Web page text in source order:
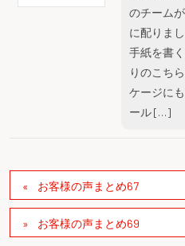
のチーム
に配りま
手紙を書
りのこち
ケージに
ール […]
お客様の声まとめ67
お客様の声まとめ69